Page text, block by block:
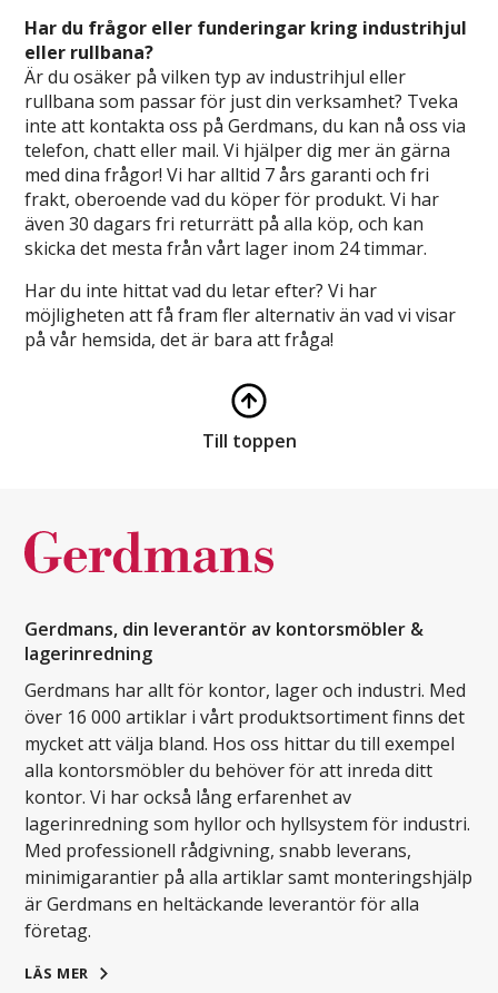
Har du frågor eller funderingar kring industrihjul
eller rullbana?
Är du osäker på vilken typ av industrihjul eller
rullbana som passar för just din verksamhet? Tveka
inte att kontakta oss på Gerdmans, du kan nå oss via
telefon, chatt eller mail. Vi hjälper dig mer än gärna
med dina frågor! Vi har alltid 7 års garanti och fri
frakt, oberoende vad du köper för produkt. Vi har
även 30 dagars fri returrätt på alla köp, och kan
skicka det mesta från vårt lager inom 24 timmar.
Har du inte hittat vad du letar efter? Vi har
möjligheten att få fram fler alternativ än vad vi visar
på vår hemsida, det är bara att fråga!
Till toppen
Gerdmans, din leverantör av kontorsmöbler &
lagerinredning
Gerdmans har allt för kontor, lager och industri. Med
över 16 000 artiklar i vårt produktsortiment finns det
mycket att välja bland. Hos oss hittar du till exempel
alla kontorsmöbler du behöver för att inreda ditt
kontor. Vi har också lång erfarenhet av
lagerinredning som hyllor och hyllsystem för industri.
Med professionell rådgivning, snabb leverans,
minimigarantier på alla artiklar samt monteringshjälp
är Gerdmans en heltäckande leverantör för alla
företag.
LÄS MER